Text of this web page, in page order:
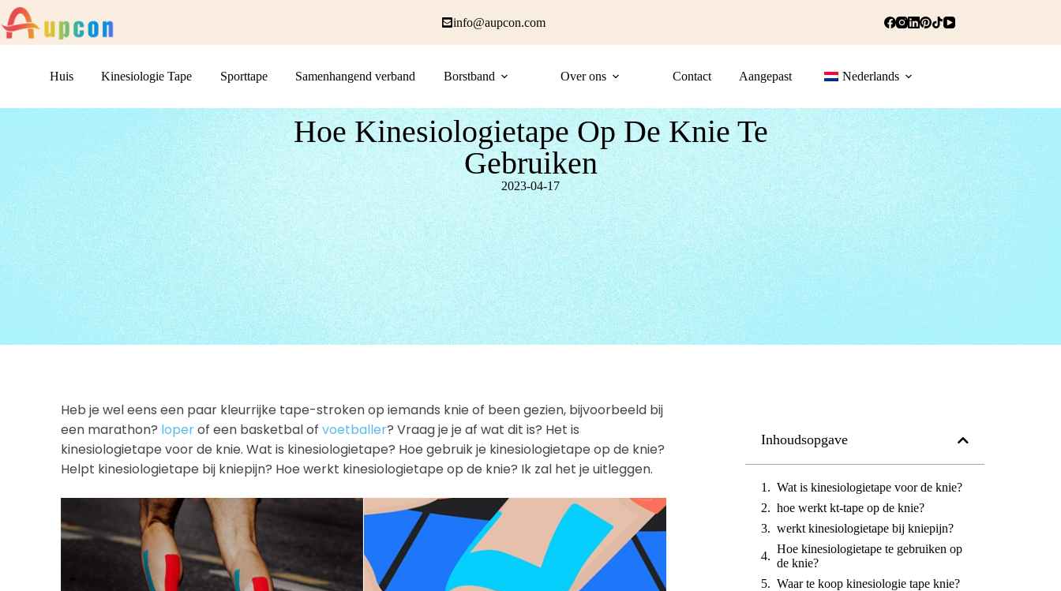
info@aupcon.com
Huis Kinesiologie Tape Sporttape Samenhangend verband Borstband Over ons Contact Aangepast Nederlands
Hoe Kinesiologietape Op De Knie Te
Gebruiken
2023-04-17
Heb je wel eens een paar kleurrijke tape-stroken op iemands knie of been gezien, bijvoorbeeld bij
een marathon? loperof een basketbal ofvoetballer? Vraag je je af wat dit is? Het is
kinesiologietape voor de knie. Wat is kinesiologietape? Hoe gebruik je kinesiologietape op de knie?
Helpt kinesiologietape bij kniepijn? Hoe werkt kinesiologietape op de knie? Ik zal het je uitleggen.
Inhoudsopgave
Wat is kinesiologietape voor de knie?
hoe werkt kt-tape op de knie?
werkt kinesiologietape bij kniepijn?
Hoe kinesiologietape te gebruiken op
de knie?
Waar te koop kinesiologie tape knie?